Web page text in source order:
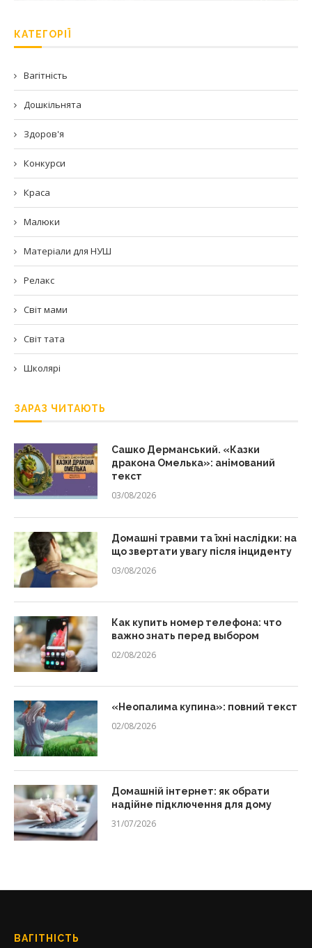
КАТЕГОРІЇ
Вагітність
Дошкільнята
Здоров'я
Конкурси
Краса
Малюки
Матеріали для НУШ
Релакс
Світ мами
Світ тата
Школярі
ЗАРАЗ ЧИТАЮТЬ
Сашко Дерманський. «Казки
дракона Омелька»: анімований
текст
03/08/2026
Домашні травми та їхні наслідки: на
що звертати увагу після інциденту
03/08/2026
Как купить номер телефона: что
важно знать перед выбором
02/08/2026
«Неопалима купина»: повний текст
02/08/2026
Домашній інтернет: як обрати
надійне підключення для дому
31/07/2026
ВАГІТНІСТЬ